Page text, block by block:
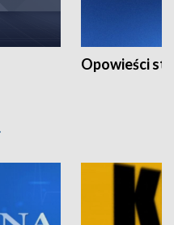
Opowieści